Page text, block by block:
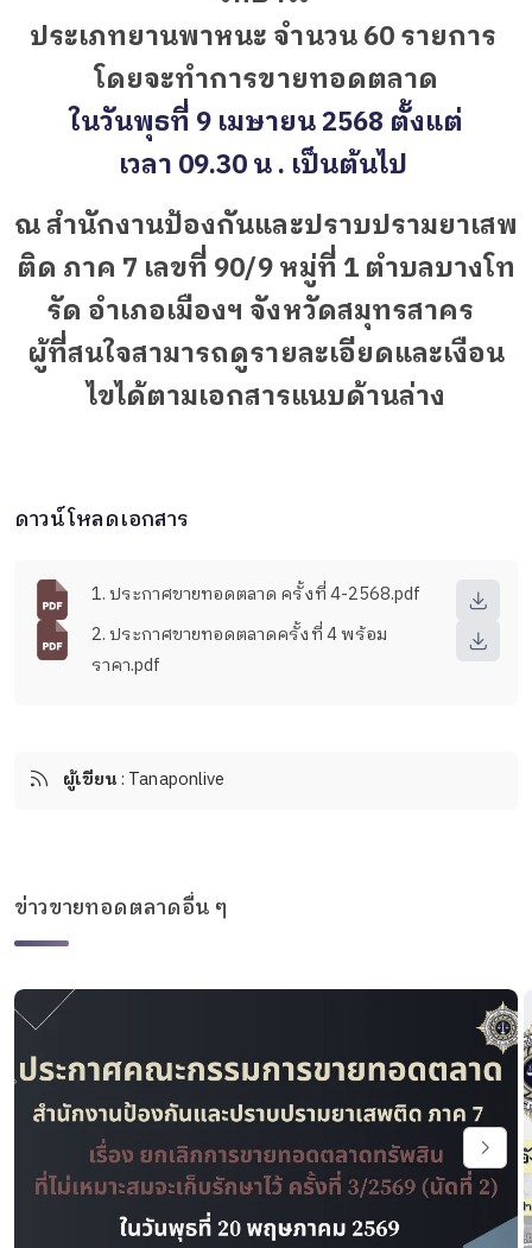
ประเภทยานพาหนะ จำนวน 60 รายการ
โดยจะทำการขายทอดตลาด
ในวันพุธที่ 9 เมษายน2568 ตั้งแต่
เวลา 09.30น . เป็นต้นไป
ณ สำนักงานป้องกันและปราบปรามยาเสพ
ติด ภาค 7 เลขที่ 90/9 หมู่ที่ 1 ตำบลบางโท
รัด อำเภอเมืองฯ จังหวัดสมุทรสาคร
ผู้ที่สนใจสามารถดูรายละเอียดและเงือน
ไขได้ตามเอกสารแนบด้านล่าง
ดาวน์โหลดเอกสาร
1. ประกาศขายทอดตลาด ครั้งที่ 4-2568.pdf
2. ประกาศขายทอดตลาดครั้งที่ 4 พร้อม
ราคา.pdf
ผู้เขียน: Tanaponlive
ข่าวขายทอดตลาดอื่น ๆ